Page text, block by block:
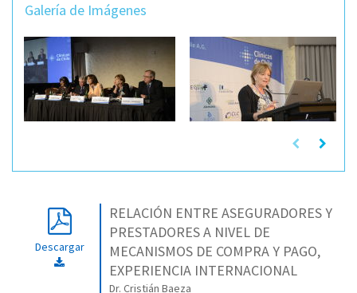
Galería de Imágenes
Descargar
RELACIÓN ENTRE ASEGURADORES Y
PRESTADORES A NIVEL DE
MECANISMOS DE COMPRA Y PAGO,
EXPERIENCIA INTERNACIONAL
Dr. Cristián Baeza